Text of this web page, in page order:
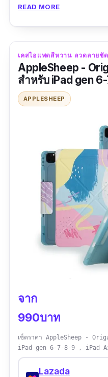
ที่ตั้งวางได้ 1 แบบ สาม
ต้องการ มีกันกระแทก
ปากกาในตัว ในส่วนข
สกรีนไทยและอังกฤษ
ตัวเคสได้ ใช้งานง่าย เ
3.0 ก็สามารถใช้งานไ
ระบบชาร์จไฟผ่าน Port
ความกว้าง:
สำหรับหน้
และ 11 นิ้ว
รุ่นที่รองรับ:iPad
Air3/Air4/Air5, iPad
ฐานเคสเป็นซิลิโ
Microfiber
รีวิวจากผู้ใช้จริง:
READ MORE
เคสไอแพดสีหวาน ลวดลายชั
AppleSheep -
สำหรับ iPad gen
APPLESHEEP
จาก
990บาท
เช็คราคา AppleSheep -
iPad gen 6-7-8-9 , iPad
Lazada